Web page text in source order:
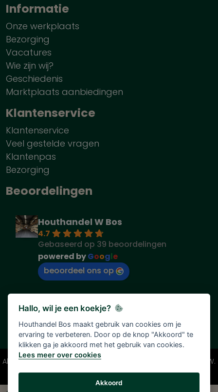
Informatie
Onze werkplaats
Bezorging
Vacatures
Wie zijn wij?
Geschiedenis
Marktplaats aanbiedingen
Klantenservice
Klantenservice
Veel gestelde vragen
Klantenpas
Bezorging
Beoordelingen
Houthandel W Bos
4.7
Gebaseerd op 39 beoordelingen
powered byGoogle
beoordeel ons op
Alle vermelde prijzen zijn onder voorbehoud en incl. 21% BTW.
Tenzij anders vermeld.
Hallo, wil je een koekje?
Houthandel Bos maakt gebruik van cookies om je
ervaring te verbeteren. Door op de knop "Akkoord" te
klikken ga je akkoord met het gebruik van cookies.
Lees meer over cookies
Akkoord